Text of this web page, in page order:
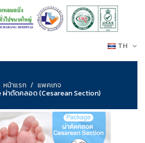
TH
หน้าแรก แพคเกจ
ผ่าตัดคลอด (Cesarean Section)